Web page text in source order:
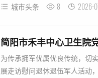
城市头条
8 2026-
简阳市禾丰中心卫生院
为传承拥军优属优良传统，切
展走访慰问退休退伍军人活动